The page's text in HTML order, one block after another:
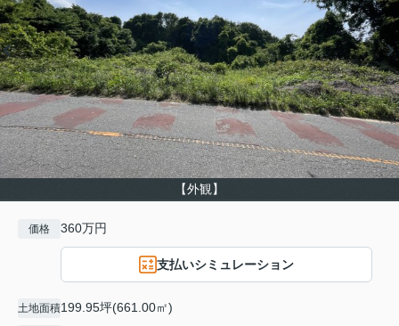
【外観】
価格 360万円
支払いシミュレーション
土地面積199.95坪(661.00㎡)